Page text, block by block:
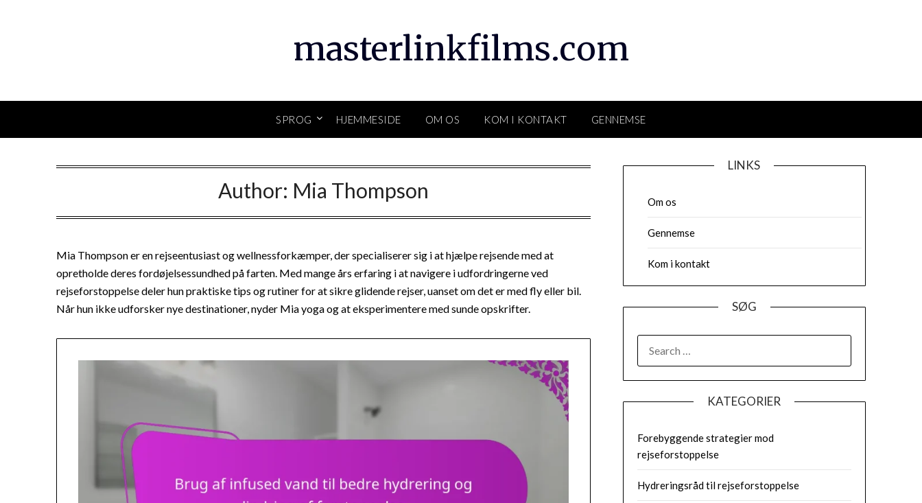
masterlinkfilms.com
SPROG HJEMMESIDE OM OS KOM I KONTAKT GENNEMSE
Author: Mia Thompson
Mia Thompson er en rejseentusiast og wellnessforkæmper, der specialiserer sig i at hjælpe rejsende med at
opretholde deres fordøjelsessundhed på farten. Med mange års erfaring i at navigere i udfordringerne ved
rejseforstoppelse deler hun praktiske tips og rutiner for at sikre glidende rejser, uanset om det er med fly eller bil.
Når hun ikke udforsker nye destinationer, nyder Mia yoga og at eksperimentere med sunde opskrifter.
LINKS
Om os
Gennemse
Kom i kontakt
SØG
FOR:
KATEGORIER
Forebyggende strategier mod
rejseforstoppelse
Hydreringsråd til rejseforstoppelse